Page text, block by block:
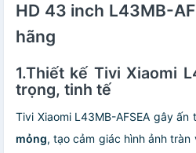
HD 43 inch L43MB-
hãng
1.Thiết kế Tivi Xiaomi
trọng, tinh tế
Tivi Xiaomi L43MB-AFSEA gây ấn
mỏng, tạo cảm giác hình ảnh